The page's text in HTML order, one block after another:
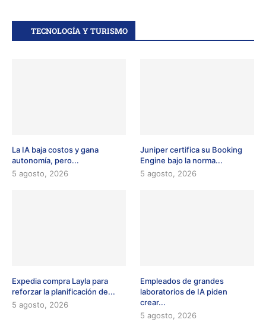
TECNOLOGÍA Y TURISMO
La IA baja costos y gana
autonomía, pero...
5 agosto, 2026
Juniper certifica su Booking
Engine bajo la norma...
5 agosto, 2026
Expedia compra Layla para
reforzar la planificación de...
5 agosto, 2026
Empleados de grandes
laboratorios de IA piden
crear...
5 agosto, 2026